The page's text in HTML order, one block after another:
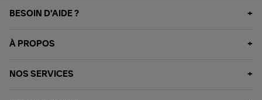
BESOIN D'AIDE ?
À PROPOS
NOS SERVICES